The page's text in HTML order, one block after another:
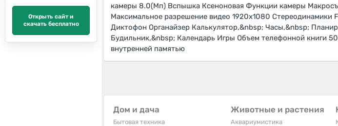
Открыть сайт и
скачать бесплатно
камеры 8.0(Мп) Вспышка Ксеноновая Функции камеры
Максимальное разрешение видео 1920x1080 Стереодинамики
Диктофон Органайзер Калькулятор,&nbsp; Часы,&nbsp;
Будильник,&nbsp; Календарь Игры Объем телефонной книги
внутренней памятью
Дом и дача
Бытовая техника
Животные и растения
Аквариумистика